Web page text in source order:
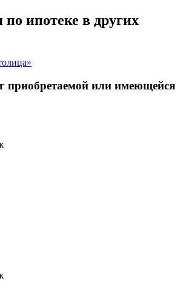
ипотеке в других
приобретаемой или имеющейся